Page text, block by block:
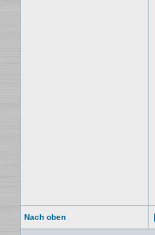
Nach oben